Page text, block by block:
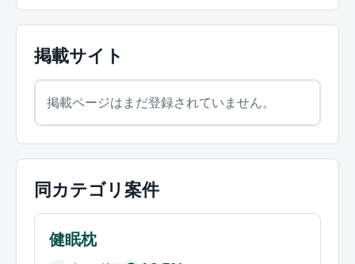
掲載サイト
掲載ページはまだ登録されていません。
同カテゴリ案件
健眠枕